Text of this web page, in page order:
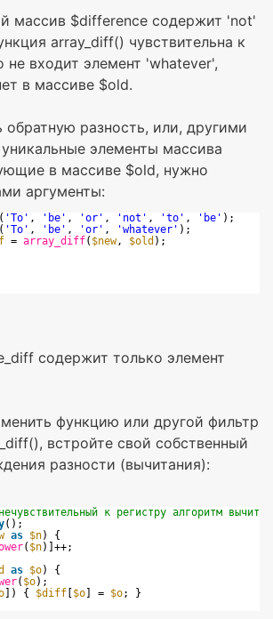
массив $difference содержит 'not'
array_diff() чувствительна к
не входит элемент 'whatever',
в массиве $old.
обратную разность, или, другими
элементы массива
в массиве $old, нужно
аргументы:
( 'To' , 'be' , 'or' , 'not' , 'to' , 'be' );
( 'To' , 'be' , 'or' , 'whatever' );
= array_diff( $new, $old );
содержит только элемент
функцию или другой фильтр
встройте свой собственный
разности (вычитания):
к регистру алгоритм
();
as $n) {
( $n)]++;
as $o) {
( $o);
]) { $diff [$o] = $o; }